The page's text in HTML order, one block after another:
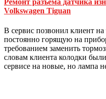
Ремонт разъема датчика
Volkswagen Tiguan
В сервис позвонил клиент
постоянно горящую на
требованием заменить
словам клиента колодки
сервисе на новые, но лампа